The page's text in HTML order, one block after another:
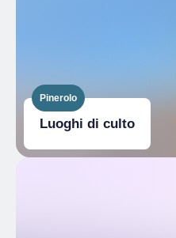
Pinerolo
Luoghi di culto